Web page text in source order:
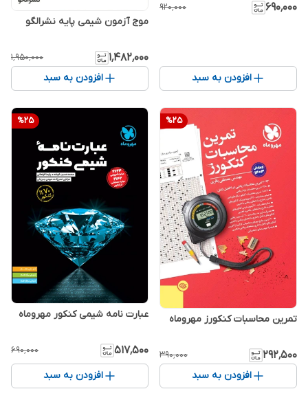
۶۹۰٬۰۰۰ ۹۲۰٬۰۰۰
افزودن به سبد
موج آزمون شیمی پایه نشرالگو
۱٬۴۸۲٬۰۰۰ ۱٬۹۵۰٬۰۰۰
افزودن به سبد
%25
تمرین محاسبات کنکورز مهروماه
۲۹۲٬۵۰۰ ۳۹۰٬۰۰۰
افزودن به سبد
%25
عبارت نامه شیمی کنکور مهروماه
۵۱۷٬۵۰۰ ۶۹۰٬۰۰۰
افزودن به سبد